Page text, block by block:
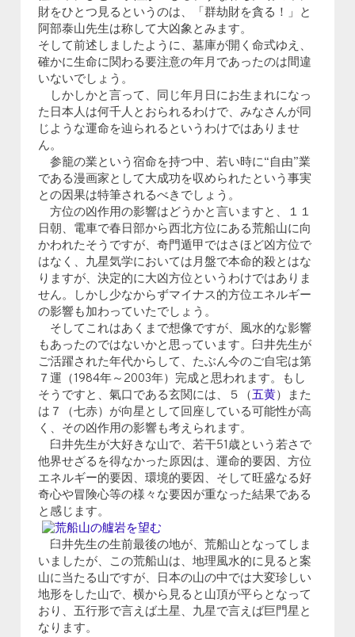
財をひとつ見るというのは、「群劫財を貪る！」と
阿部泰山先生は称して大凶象とみます。
そして前述しましたように、墓庫が開く命式ゆえ、
確かに生命に関わる要注意の年月であったのは間違
いないでしょう。
しかしかと言って、同じ年月日にお生まれになっ
た日本人は何千人とおられるわけで、みなさんが同
じような運命を辿られるというわけではありませ
ん。
参籠の業という宿命を持つ中、若い時に“自由”業
である漫画家として大成功を収められたという事実
との因果は特筆されるべきでしょう。
方位の凶作用の影響はどうかと言いますと、１１
日朝、電車で春日部から西北方位にある荒船山に向
かわれたそうですが、奇門遁甲ではさほど凶方位で
はなく、九星気学においては月盤で本命的殺とはな
りますが、決定的に大凶方位というわけではありま
せん。しかし少なからずマイナス的方位エネルギー
の影響も加わっていたでしょう。
そしてこれはあくまで想像ですが、風水的な影響
もあったのではないかと思っています。臼井先生が
ご活躍された年代からして、たぶん今のご自宅は第
７運（1984年～2003年）完成と思われます。もし
そうですと、氣口である玄関には、５（五黄）また
は７（七赤）が向星として回座している可能性が高
く、その凶作用の影響も考えられます。
臼井先生が大好きな山で、若干51歳という若さで
他界せざるを得なかった原因は、運命的要因、方位
エネルギー的要因、環境的要因、そして旺盛なる好
奇心や冒険心等の様々な要因が重なった結果である
と感じます。
臼井先生の生前最後の地が、荒船山となってしま
いましたが、この荒船山は、地理風水的に見ると案
山に当たる山ですが、日本の山の中では大変珍しい
地形をした山で、横から見ると山頂が平らとなって
おり、五行形で言えば土星、九星で言えば巨門星と
なります。